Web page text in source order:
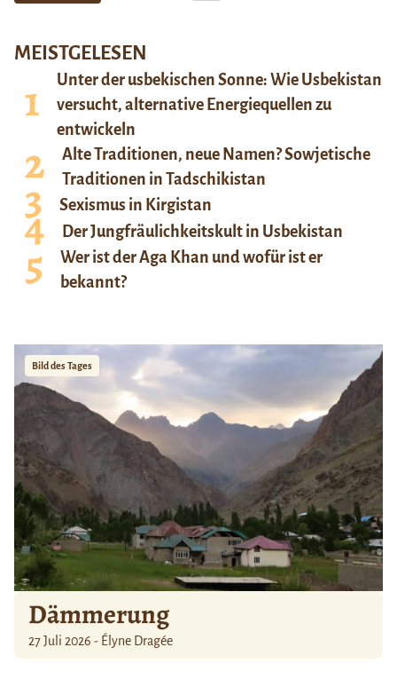
MEISTGELESEN
Unter der usbekischen Sonne: Wie Usbekistan
versucht, alternative Energiequellen zu
entwickeln
Alte Traditionen, neue Namen? Sowjetische
Traditionen in Tadschikistan
Sexismus in Kirgistan
Der Jungfräulichkeitskult in Usbekistan
Wer ist der Aga Khan und wofür ist er
bekannt?
Bild des Tages
Dämmerung
27 Juli 2026 - Élyne Dragée